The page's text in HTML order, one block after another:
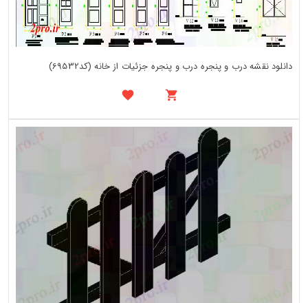
دانلود نقشه درب و پنجره درب و پنجره جزئیات از خانه (کد69532)